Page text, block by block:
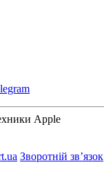
Apple
Зворотній зв’язок